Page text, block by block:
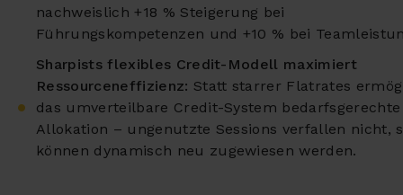
nachweislich +18 % Steigerung bei
Führungskompetenzen und +10 % bei
Sharpists flexibles Credit-Modell maximiert
Ressourceneffizienz: Statt starrer Flatrates
das umverteilbare Credit-System bedarfsgerechte
Allokation – ungenutzte Sessions verfallen nicht,
können dynamisch neu zugewiesen werden.